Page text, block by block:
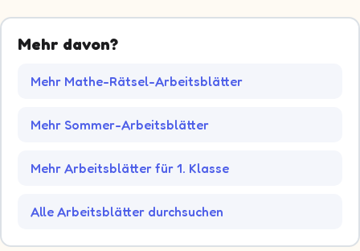
Mehr davon?
Mehr Mathe-Rätsel-Arbeitsblätter
Mehr Sommer-Arbeitsblätter
Mehr Arbeitsblätter für 1. Klasse
Alle Arbeitsblätter durchsuchen